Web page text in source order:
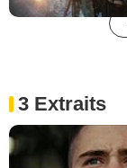
3 Extraits